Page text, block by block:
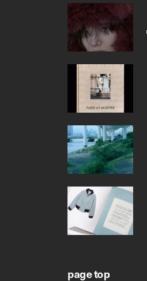
page top